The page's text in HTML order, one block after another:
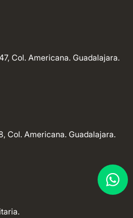
Col. Americana. Guadalajara.
Col. Americana. Guadalajara.